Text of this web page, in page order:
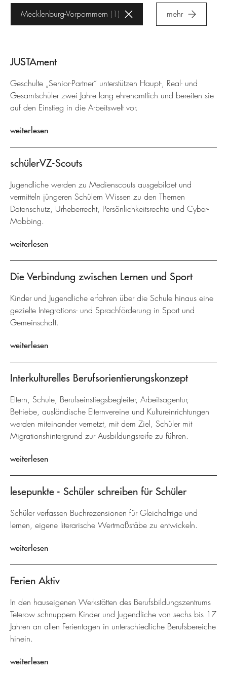
Mecklenburg-Vorpommern 1 mehr
JUSTAment
Geschulte „Senior-Partner“ unterstützen Haupt-, Real- und
Gesamtschüler zwei Jahre lang ehrenamtlich und bereiten sie
auf den Einstieg in die Arbeitswelt vor.
weiterlesen
schülerVZ-Scouts
Jugendliche werden zu Medienscouts ausgebildet und
vermitteln jüngeren Schülern Wissen zu den Themen
Datenschutz, Urheberrecht, Persönlichkeitsrechte und Cyber-
Mobbing.
weiterlesen
Die Verbindung zwischen Lernen und Sport
Kinder und Jugendliche erfahren über die Schule hinaus eine
gezielte Integrations- und Sprachförderung in Sport und
Gemeinschaft.
weiterlesen
Interkulturelles Berufsorientierungskonzept
Eltern, Schule, Berufseinstiegsbegleiter, Arbeitsagentur,
Betriebe, ausländische Elternvereine und Kultureinrichtungen
werden miteinander vernetzt, mit dem Ziel, Schüler mit
Migrationshintergrund zur Ausbildungsreife zu führen.
weiterlesen
lesepunkte - Schüler schreiben für Schüler
Schüler verfassen Buchrezensionen für Gleichaltrige und
lernen, eigene literarische Wertmaßstäbe zu entwickeln.
weiterlesen
Ferien Aktiv
In den hauseigenen Werkstätten des Berufsbildungszentrums
Teterow schnuppern Kinder und Jugendliche von sechs bis 17
Jahren an allen Ferientagen in unterschiedliche Berufsbereiche
hinein.
weiterlesen